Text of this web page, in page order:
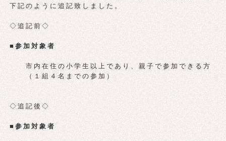
下記のように追記致しました。
◇追記前◇
■参加対象者
市内在住の小学生以上であり、親子で参加できる方
（１組４名までの参加）
◇追記後◇
■参加対象者